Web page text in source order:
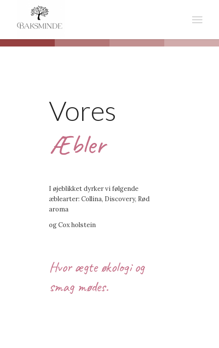
Vores
Æbler
I øjeblikket dyrker vi følgende
æblearter: Collina, Discovery, Rød
aroma
og Cox holstein
Hvor ægte økologi og
smag mødes.